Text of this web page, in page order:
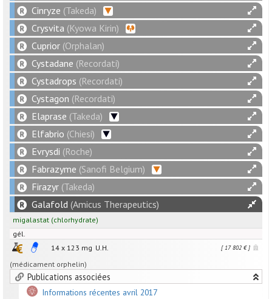
Cinryze (Takeda)
Crysvita (Kyowa Kirin)
Cuprior (Orphalan)
Cystadane (Recordati)
Cystadrops (Recordati)
Cystagon (Recordati)
Elaprase (Takeda)
Elfabrio (Chiesi)
Evrysdi (Roche)
Fabrazyme (Sanofi Belgium)
Firazyr (Takeda)
Galafold (Amicus Therapeutics)
migalastat (chlorhydrate)
gél.
14 x 123 mg U.H. [ 17 802 € ]
(médicament orphelin)
Publications associées
Informations récentes avril 2017